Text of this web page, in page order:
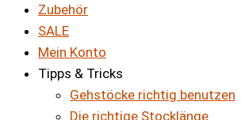
Zubehör
SALE
Mein Konto
Tipps & Tricks
Gehstöcke richtig benutzen
Die richtige Stocklänge